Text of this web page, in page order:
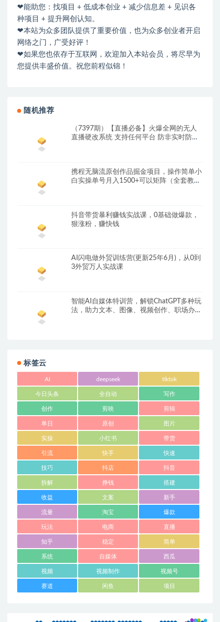
❤能助您：找项目 + 低成本创业 + 减少信息差 + 见识各
种项目 + 提升网创认知。
❤本站为众多团队提供了重要价值，也为众多创业者开启
网络之门，广受好评！
❤如果您也依存于互联网，欢迎加入本站会员，将尽早为
您提供丰盛价值。祝您前程似锦！
随机推荐
（7397期）【直播必备】火爆全网的无人
直播硬改系统 支持任何平台 防非实时防违
携程无脑流原创作品掘金项目，操作简单小
白实操单号月入1500+可以矩阵（全套教
抖音带货暴利赚钱实战课，0基础做爆款，
狠涨粉，赚快钱
AI闪电做外贸训练营(更新25年6月)，从0到
3外贸万人实战课
智能AI自媒体特训营，解锁ChatGPT多种玩
法，助力文本、图像、视频创作、职场办公
标签云
AI deepseek tiktok
今日头条 全自动 写作
创作 剪映 剪辑
单日 原创 图片
实操 小红书 带货
引流 快手 快速
技巧 抖店 抖音
拆解 挣钱 搭建
收益 文案 新手
流量 淘宝 爆款
玩法 电商 直播
知乎 稳定 简单
系统 自媒体 西瓜
视频 视频制作 视频号
赛道 闲鱼 项目